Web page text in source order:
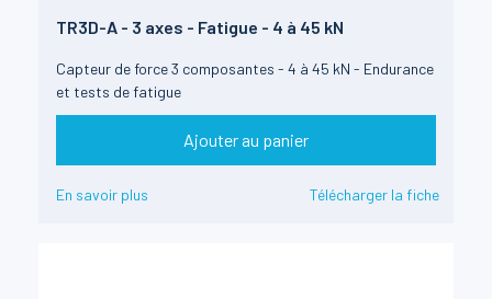
TR3D-A - 3 axes - Fatigue - 4 à 45 kN
Capteur de force 3 composantes - 4 à 45 kN - Endurance
et tests de fatigue
Ajouter au panier
En savoir plus Télécharger la fiche